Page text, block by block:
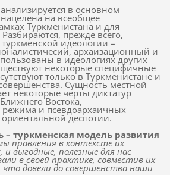
в основном
на всеобщее
Туркменистана и для
прежде всего,
идеологии –
архаизационный и
в идеологиях других
некоторые специфичные
только в Туркменистане и
Сущность местной
некоторые черты диктатур
Востока,
режима и псевдоархаичных
деспотии.
– туркменская модель развития
правления в контексте их
выгодные, полезные для нас
в своей практике, совместив их
довели до совершенства наши